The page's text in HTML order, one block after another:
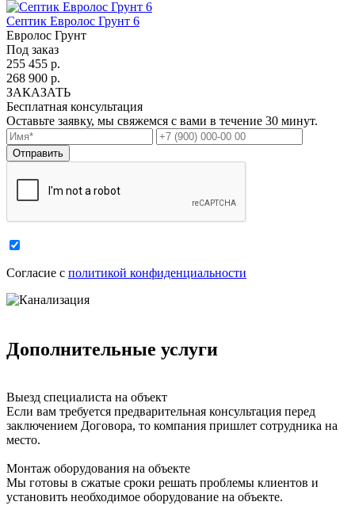
Септик Евролос Грунт 6
Евролос Грунт
Под заказ
255 455 р.
268 900 р.
ЗАКАЗАТЬ
Бесплатная консультация
Оставьте заявку, мы свяжемся с вами в течение 30 минут.
Cогласие с политикой конфиденциальности
Дополнительные услуги
Выезд специалиста на объект
Если вам требуется предварительная консультация перед
заключением Договора, то компания пришлет сотрудника на
место.
Монтаж оборудования на объекте
Мы готовы в сжатые сроки решать проблемы клиентов и
установить необходимое оборудование на объекте.